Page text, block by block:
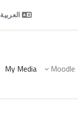
العربية ‎(ar)‎
Moodle
My Media